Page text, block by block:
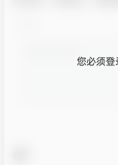
您必须